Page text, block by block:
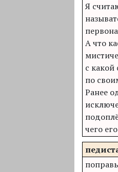
Я
А что
с какой
по
Ранее
чего